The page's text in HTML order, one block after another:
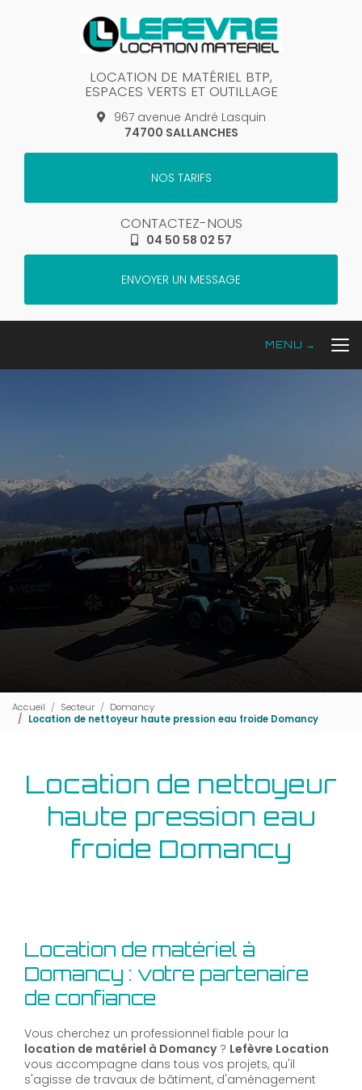
LOCATION DE MATÉRIEL BTP,
ESPACES VERTS ET OUTILLAGE
967 avenue André Lasquin
74700 SALLANCHES
NOS TARIFS
CONTACTEZ-NOUS
04 50 58 02 57
ENVOYER UN MESSAGE
Accueil Secteur
Domancy
Location de nettoyeur haute pression eau froide Domancy
Location de nettoyeur
haute pression eau
froide Domancy
Location de matériel à
Domancy : votre partenaire
de confiance
Vous cherchez un professionnel fiable pour la
location de matériel à Domancy? Lefèvre Location
vous accompagne dans tous vos projets, qu'il
s'agisse de travaux de bâtiment, d'aménagement